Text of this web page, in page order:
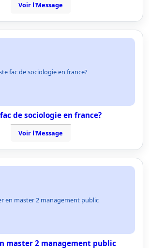
Voir l'Message
fac de sociologie en france?
de sociologie en france?
Voir l'Message
en master 2 management public
master 2 management public